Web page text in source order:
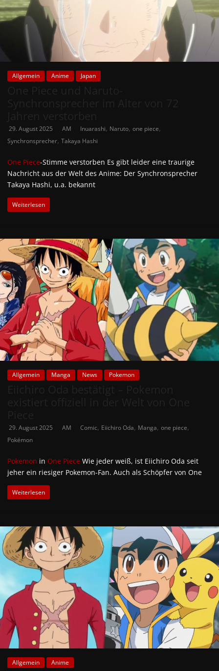
Allgemein Anime Japan
29. August 2025 AM Inuarashi, Naruto, one piece,
Synchronsprecher, Takaya Hashi
One Piece-Stimme verstorben Es gibt leider eine traurige
Nachricht aus der Welt des Anime: Der Synchronsprecher
Takaya Hashi, u.a. bekannt
Weiterlesen
Allgemein Manga News Pokemon
29. August 2025 AM Comic, Eiichiro Oda, Manga, one piece,
Pokémon
Pokemon in One Piece Wie jeder weiß, ist Eiichiro Oda seit
jeher ein riesiger Pokemon-Fan. Auch als Schöpfer von One
Weiterlesen
Allgemein Anime